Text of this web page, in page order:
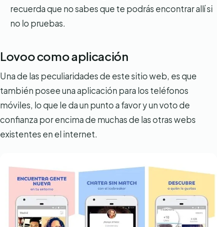
recuerda que no sabes que te podrás encontrar allí si
no lo pruebas.
Lovoo como aplicación
Una de las peculiaridades de este sitio web, es que
también posee una aplicación para los teléfonos
móviles, lo que le da un punto a favor y un voto de
confianza por encima de muchas de las otras webs
existentes en el internet.